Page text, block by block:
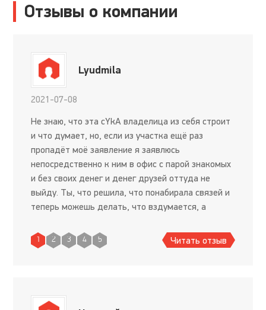
Отзывы о компании
Lyudmila
2021-07-08
Не знаю, что эта сYkA владелица из себя строит
и что думает, но, если из участка ещё раз
пропадёт моё заявление я заявлюсь
непосредственно к ним в офис с парой знакомых
и без своих денег и денег друзей оттуда не
выйду. Ты, что решила, что понабирала связей и
теперь можешь делать, что вздумается, а
нужен! Зачем обманывать людей,
1 2 3 4 5 Читать отзыв